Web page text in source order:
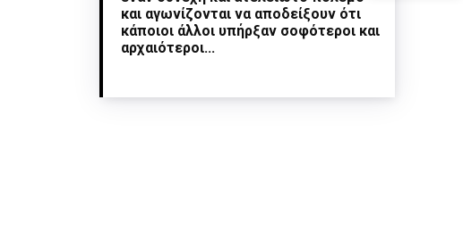
και αγωνίζονται να αποδείξουν ότι
κάποιοι άλλοι υπήρξαν σοφότεροι και
αρχαιότεροι...